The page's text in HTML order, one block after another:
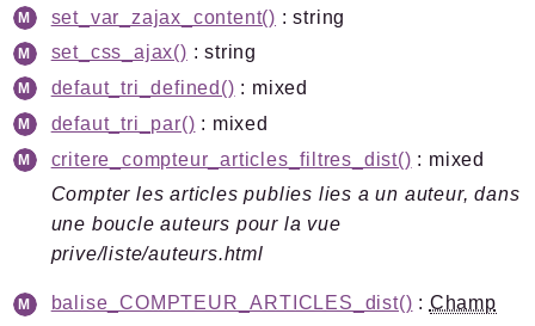
set_var_zajax_content() : string
set_css_ajax() : string
defaut_tri_defined() : mixed
defaut_tri_par() : mixed
critere_compteur_articles_filtres_dist() : mixed
Compter les articles publies lies a un auteur, dans
une boucle auteurs pour la vue
prive/liste/auteurs.html
balise_COMPTEUR_ARTICLES_dist() : Champ